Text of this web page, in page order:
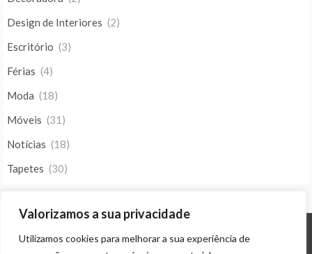
Valorizamos a sua privacidade
Utilizamos cookies para melhorar a sua experiência de
Design de Interiores (2)
Escritório (3)
Férias (4)
Moda (18)
Móveis (31)
Notícias (18)
Tapetes (30)
© ALL RIGHTS RESERVED 2023 THEME: PROMOS BY